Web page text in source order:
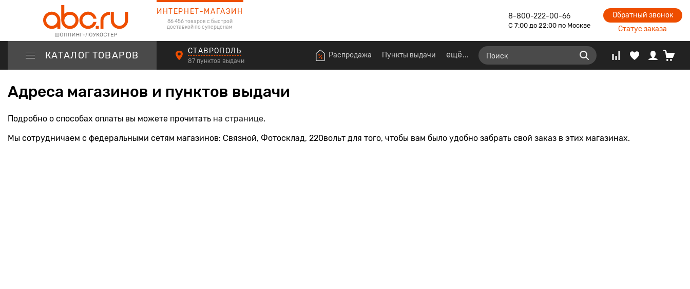
ИНТЕРНЕТ-МАГАЗИН
86 456 товаров с быстрой
доставкой по суперценам
8-800-222-00-66
С 7:00 до 22:00 по Москве
Обратный звонок
Статус заказа
КАТАЛОГ ТОВАРОВ СТАВРОПОЛЬ
87 пунктов выдачи
Распродажа Пункты выдачи ещё
Адреса магазинов и пунктов выдачи
Подробно о способах оплаты вы можете прочитать на странице.
Мы сотрудничаем с федеральными сетям магазинов: Связной, Фотосклад, 220вольт для того, чтобы вам было удобно забрать свой заказ в этих магазинах.